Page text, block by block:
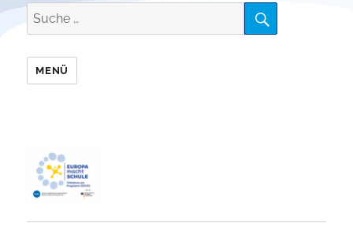
Suche
nach:
SUCHE
MENÜ